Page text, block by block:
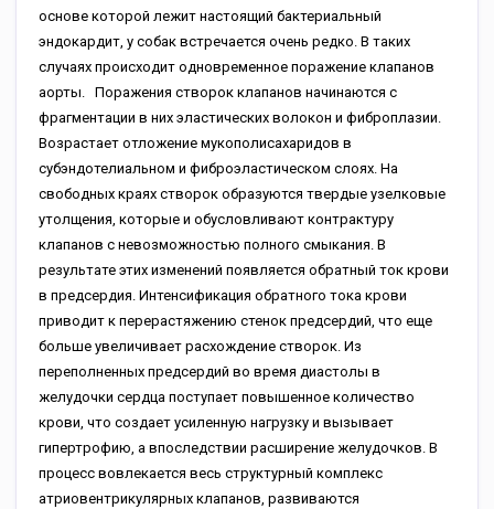
основе которой лежит настоящий бактериальный
эндокардит, у собак встречается очень редко. В таких
случаях происходит одновременное поражение клапанов
аорты. Поражения створок клапанов начинаются с
фрагментации в них эластических волокон и фиброплазии.
Возрастает отложение мукополисахаридов в
субэндотелиальном и фиброэластическом слоях. На
свободных краях створок образуются твердые узелковые
утолщения, которые и обусловливают контрактуру
клапанов с невозможностью полного смыкания. В
результате этих изменений появляется обратный ток крови
в предсердия. Интенсификация обратного тока крови
приводит к перерастяжению стенок предсердий, что еще
больше увеличивает расхождение створок. Из
переполненных предсердий во время диастолы в
желудочки сердца поступает повышенное количество
крови, что создает усиленную нагрузку и вызывает
гипертрофию, а впоследствии расширение желудочков. В
процесс вовлекается весь структурный комплекс
атриовентрикулярных клапанов, развиваются